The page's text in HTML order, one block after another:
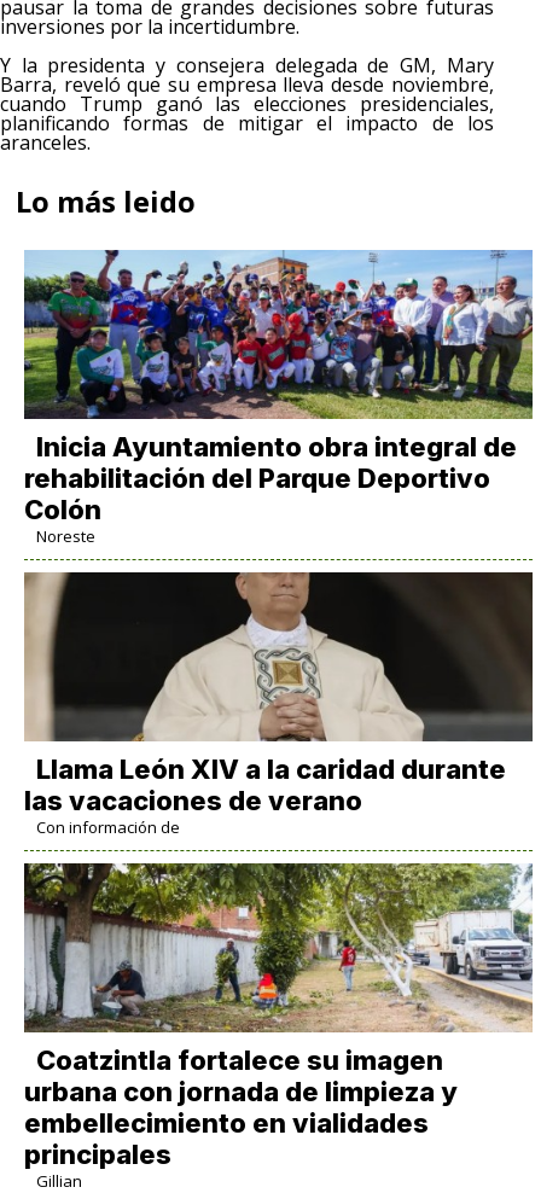
pausar la toma de grandes decisiones sobre futuras
inversiones por la incertidumbre.
Y la presidenta y consejera delegada de GM, Mary
Barra, reveló que su empresa lleva desde noviembre,
cuando Trump ganó las elecciones presidenciales,
planificando formas de mitigar el impacto de los
aranceles.
Lo más leido
Inicia Ayuntamiento obra integral de
rehabilitación del Parque Deportivo
Colón
Noreste
Llama León XIV a la caridad durante
las vacaciones de verano
Con información de
Coatzintla fortalece su imagen
urbana con jornada de limpieza y
embellecimiento en vialidades
principales
Gillian